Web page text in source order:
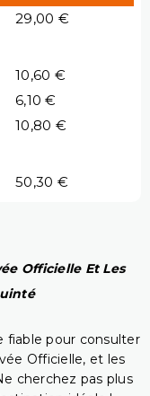
29,00 €
10,60 €
6,10 €
10,80 €
50,30 €
Officielle Et Les
fiable pour consulter
Officielle, et les
cherchez pas plus